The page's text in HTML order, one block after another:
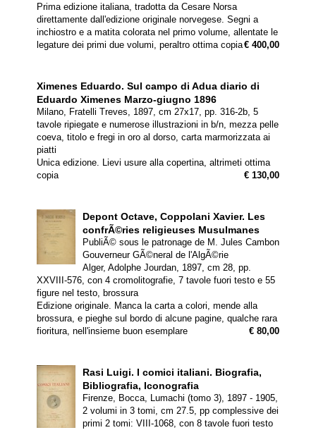
Prima edizione italiana, tradotta da Cesare Norsa
direttamente dall'edizione originale norvegese. Segni a
inchiostro e a matita colorata nel primo volume, allentate le
legature dei primi due volumi, peraltro ottima copia€ 400,00
Ximenes Eduardo. Sul campo di Adua diario di
Eduardo Ximenes Marzo-giugno 1896
Milano, Fratelli Treves, 1897, cm 27x17, pp. 316-2b, 5
tavole ripiegate e numerose illustrazioni in b/n, mezza pelle
coeva, titolo e fregi in oro al dorso, carta marmorizzata ai
piatti
Unica edizione. Lievi usure alla copertina, altrimeti ottima
copia
€ 130,00
Depont Octave, Coppolani Xavier. Les
confrÃ©ries religieuses Musulmanes
PubliÃ© sous le patronage de M. Jules Cambon
Gouverneur GÃ©neral de l'AlgÃ©rie
Alger, Adolphe Jourdan, 1897, cm 28, pp.
XXVIII-576, con 4 cromolitografie, 7 tavole fuori testo e 55
figure nel testo, brossura
Edizione originale. Manca la carta a colori, mende alla
brossura, e pieghe sul bordo di alcune pagine, qualche rara
fioritura, nell'insieme buon esemplare
€ 80,00
Rasi Luigi. I comici italiani. Biografia,
Bibliografia, Iconografia
Firenze, Bocca, Lumachi (tomo 3), 1897 - 1905,
2 volumi in 3 tomi, cm 27.5, pp complessive dei
primi 2 tomi: VIII-1068, con 8 tavole fuori testo